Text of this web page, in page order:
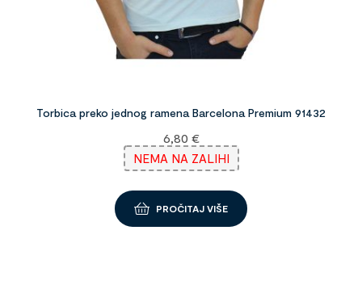
Torbica preko jednog ramena Barcelona Premium 91432
6,80 €
NEMA NA ZALIHI
PROČITAJ VIŠE